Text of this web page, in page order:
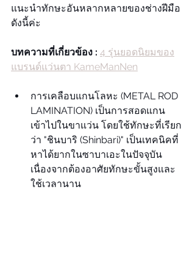
แนะนำทักษะอันหลากหลายของช่างฝีมือ
ดังนี้ค่ะ
บทความที่เกี่ยวข้อง : 4 รุ่นยอดนิยมของ
แบรนด์แว่นตา KameManNen
การเคลือบแกนโลหะ (METAL ROD
LAMINATION) เป็นการสอดแกน
เข้าไปในขาแว่น โดยใช้ทักษะที่เรียก
ว่า "ชินบาริ (Shinbari)" เป็นเทคนิคที่
หาได้ยากในซาบาเอะในปัจจุบัน
เนื่องจากต้องอาศัยทักษะขั้นสูงและ
ใช้เวลานาน